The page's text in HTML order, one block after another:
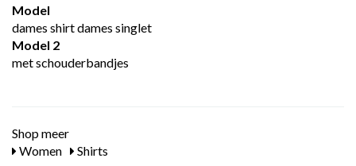
Model
dames shirt dames singlet
Model 2
met schouderbandjes
Shop meer
Women
Shirts